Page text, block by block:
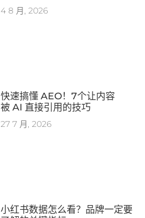
4 8 月, 2026
快速搞懂 AEO！7个让内容
被 AI 直接引用的技巧
27 7 月, 2026
小红书数据怎么看？品牌一定要